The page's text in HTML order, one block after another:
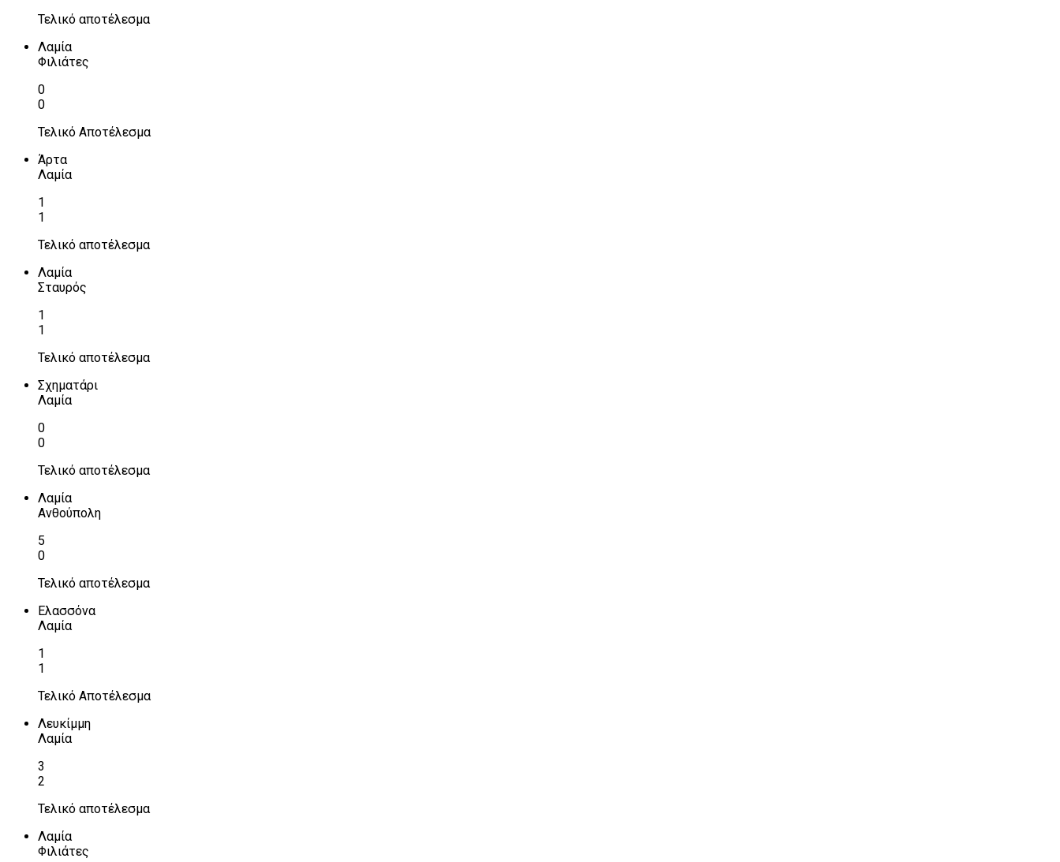
Τελικό αποτέλεσμα
Λαμία
Φιλιάτες
0
0
Τελικό Αποτέλεσμα
Άρτα
Λαμία
1
1
Τελικό αποτέλεσμα
Λαμία
Σταυρός
1
1
Τελικό αποτέλεσμα
Σχηματάρι
Λαμία
0
0
Τελικό αποτέλεσμα
Λαμία
Ανθούπολη
5
0
Τελικό αποτέλεσμα
Ελασσόνα
Λαμία
1
1
Τελικό Αποτέλεσμα
Λευκίμμη
Λαμία
3
2
Τελικό αποτέλεσμα
Λαμία
Φιλιάτες